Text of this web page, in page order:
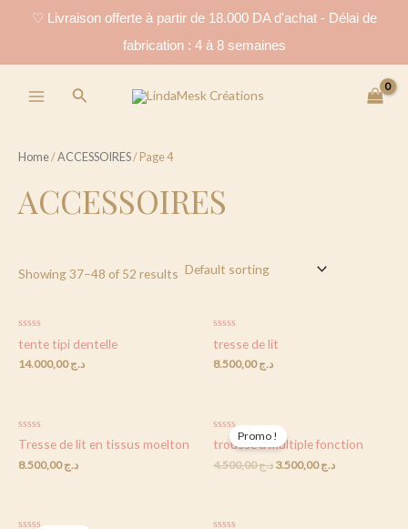
♡ Livraison offerte à partir de 18.000 DA d'achat - Délai de
fabrication : 4 à 8 semaines
Rechercher
Home/ACCESSOIRES/ Page 4
ACCESSOIRES
Showing 37–48 of 52 results
Rated
0
out
of
tente tipi dentelle
د.ج14.000,00
Rated
0
out
of
tresse de lit
د.ج8.500,00
Rated
0
out
of
Tresse de lit en tissus moelton
د.ج8.500,00
Promo !
Rated
0
out
of
trousse a multiple fonction
د.ج4.500,00 د.ج3.500,00